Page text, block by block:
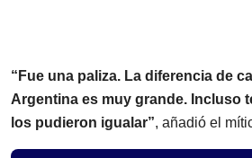
“Fue una paliza. La diferencia de
Argentina es muy grande. Incluso
los pudieron igualar”, añadió el